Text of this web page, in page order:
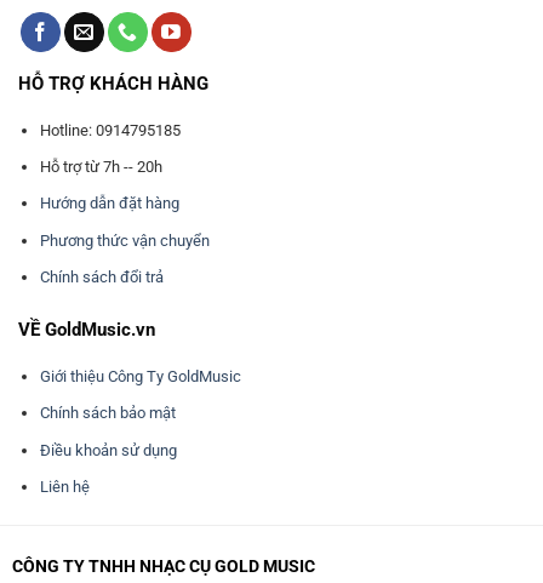
HỖ TRỢ KHÁCH HÀNG
Hotline: 0914795185
Hỗ trợ từ 7h -- 20h
Hướng dẫn đặt hàng
Phương thức vận chuyển
Chính sách đổi trả
VỀ GoldMusic.vn
Giới thiệu Công Ty GoldMusic
Chính sách bảo mật
Điều khoản sử dụng
Liên hệ
CÔNG TY TNHH NHẠC CỤ GOLD MUSIC